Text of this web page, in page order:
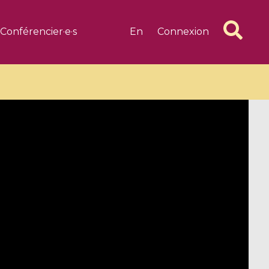
Conférencier·e·s En Connexion